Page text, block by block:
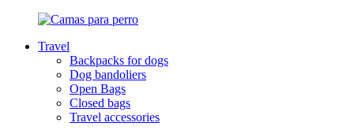
Travel
Backpacks for dogs
Dog bandoliers
Open Bags
Closed bags
Travel accessories